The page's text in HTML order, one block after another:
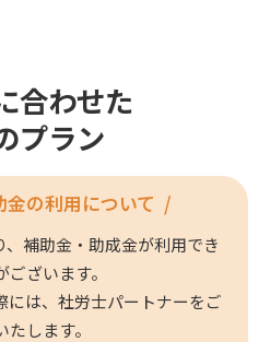
合わせた
プラン
の利用について /
補助金・助成金が利用でき
ございます。
には、社労士パートナーをご
たします。